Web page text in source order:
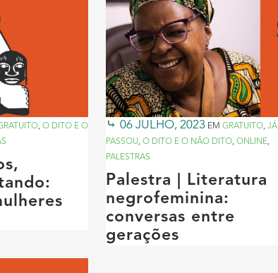
, O DITO E O
06 JULHO, 2023EM GRATUITO, JÁ
PASSOU, O DITO E O NÃO DITO, ONLINE,
PALESTRAS
Palestra | Literatura
negrofeminina:
conversas entre
gerações